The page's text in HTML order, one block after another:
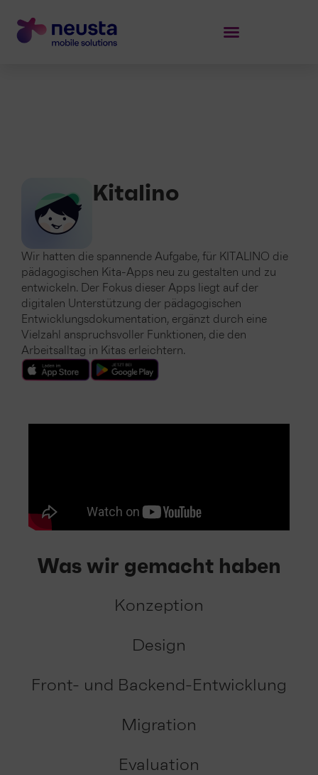
Kitalino
Wir hatten die spannende Aufgabe, für KITALINO die
pädagogischen Kita-Apps neu zu gestalten und zu
entwickeln. Der Fokus dieser Apps liegt auf der
digitalen Unterstützung der pädagogischen
Entwicklungsdokumentation, ergänzt durch eine
Vielzahl anspruchsvoller Funktionen, die den
Arbeitsalltag in Kitas erleichtern.
Was wir gemacht haben
Konzeption
Design
Front- und Backend-Entwicklung
Migration
Evaluation